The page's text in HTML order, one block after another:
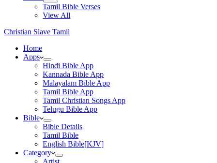
Tamil Bible Verses
View All
Christian Slave Tamil
Home
Apps
Hindi Bible App
Kannada Bible App
Malayalam Bible App
Tamil Bible App
Tamil Christian Songs App
Telugu Bible App
Bible
Bible Details
Tamil Bible
English Bible[KJV]
Category
Artist